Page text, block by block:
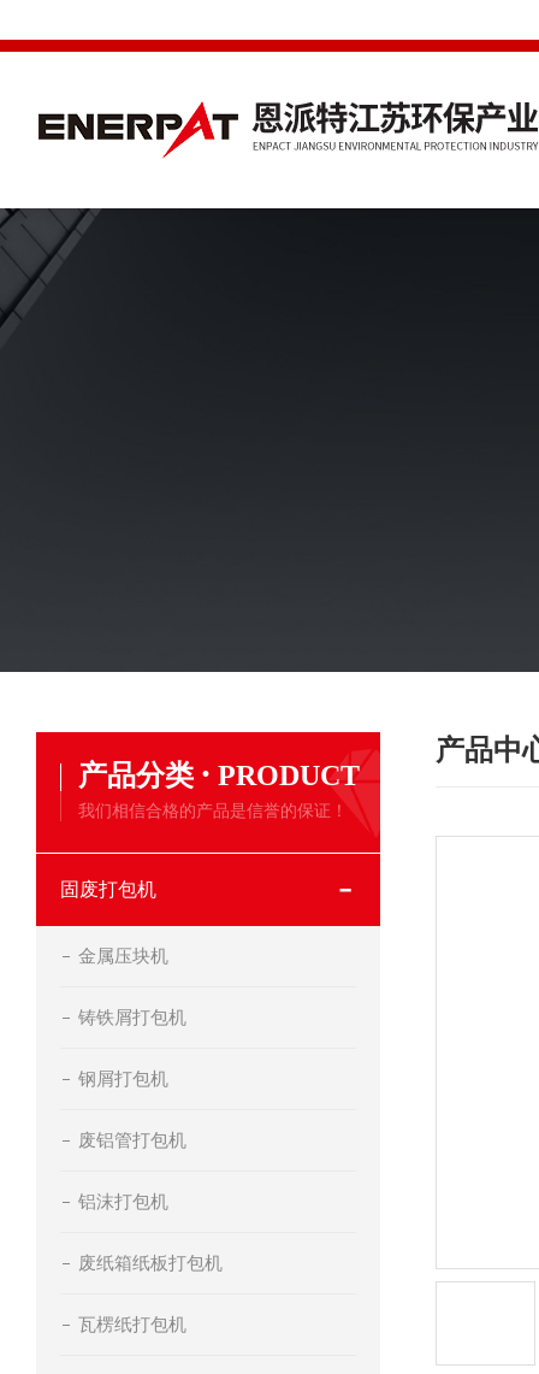
产品分类 · PRODUCT
我们相信合格的产品是信誉的保证！
固废打包机
金属压块机
铸铁屑打包机
钢屑打包机
废铝管打包机
铝沫打包机
废纸箱纸板打包机
瓦楞纸打包机
产品中